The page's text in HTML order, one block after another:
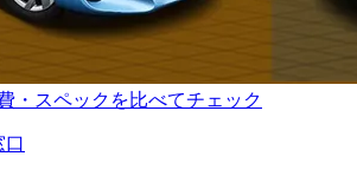
・スペックを比べてチェック
口